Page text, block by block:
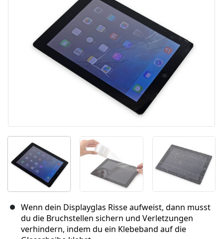
Wenn dein Displayglas Risse aufweist, dann musst
du die Bruchstellen sichern und Verletzungen
verhindern, indem du ein Klebeband auf die